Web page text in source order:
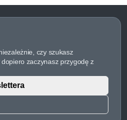
czy szukasz
zaczynasz przygodę z